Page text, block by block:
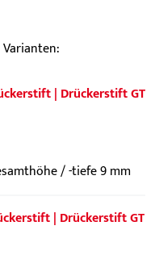
| Drückerstift GT
/ -tiefe 9 mm
| Drückerstift GT